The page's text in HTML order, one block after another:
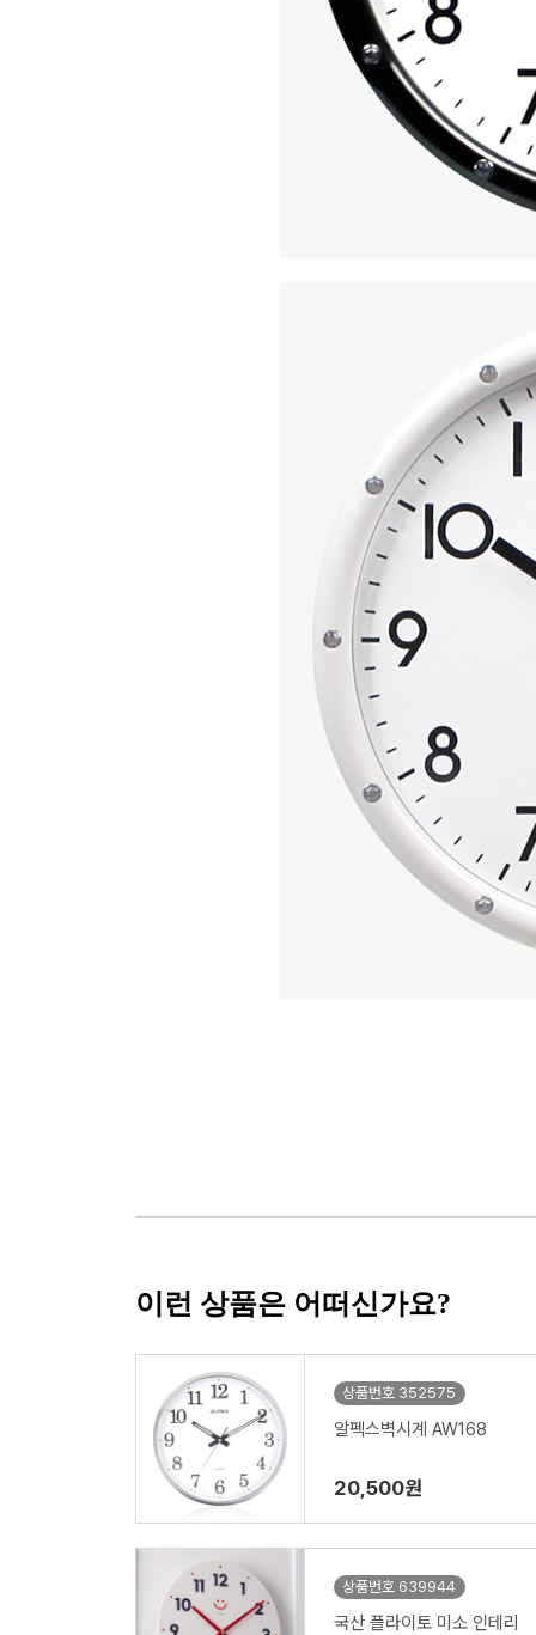
이런 상품은 어떠신가요?
상품번호 352575
알펙스벽시계 AW168
20,500원
상품번호 639944
국산 플라이토 미소 인테리